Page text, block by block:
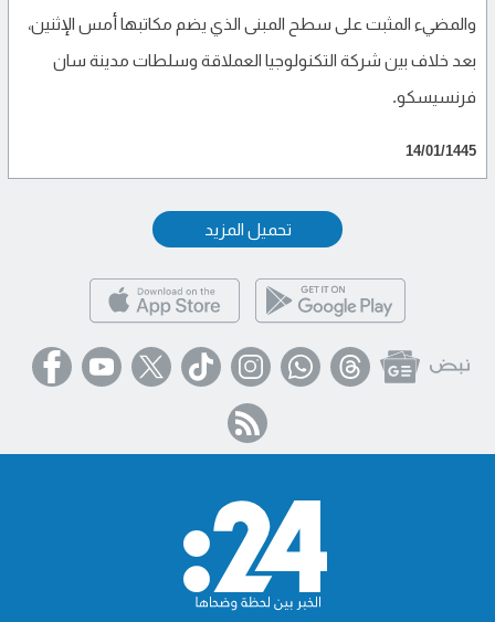
والمضيء المثبت على سطح المبنى الذي يضم مكاتبها أمس الإثنين،
بعد خلاف بين شركة التكنولوجيا العملاقة وسلطات مدينة سان
فرنسيسكو.
14/01/1445
تحميل المزيد